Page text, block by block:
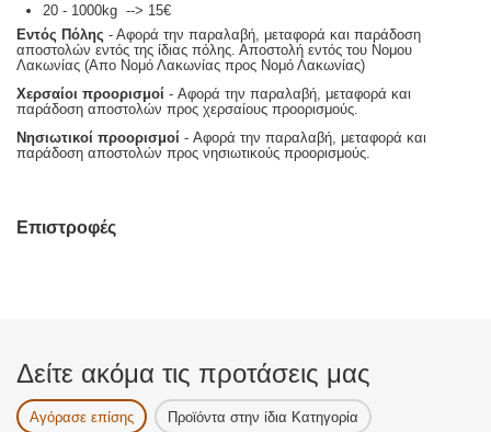
20 - 1000kg --> 15€
Εντός Πόλης - Αφορά την παραλαβή, μεταφορά και παράδοση
αποστολών εντός της ίδιας πόλης. Αποστολή εντός του Νομου
Λακωνίας (Απο Νομό Λακωνίας προς Νομό Λακωνίας)
Χερσαίοι προορισμοί - Αφορά την παραλαβή, μεταφορά και
παράδοση αποστολών προς χερσαίους προορισμούς.
Νησιωτικοί προορισμοί - Αφορά την παραλαβή, μεταφορά και
παράδοση αποστολών προς νησιωτικούς προορισμούς.
Επιστροφές
Δείτε ακόμα τις προτάσεις μας
Αγόρασε επίσης Προϊόντα στην ίδια Κατηγορία